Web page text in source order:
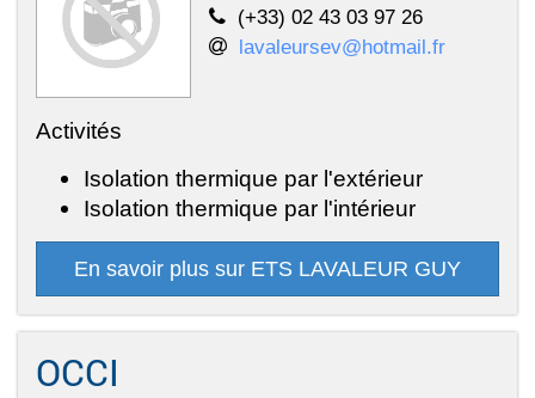
(+33) 02 43 03 97 26
lavaleursev@hotmail.fr
Activités
Isolation thermique par l'extérieur
Isolation thermique par l'intérieur
En savoir plus sur ETS LAVALEUR GUY
OCCI